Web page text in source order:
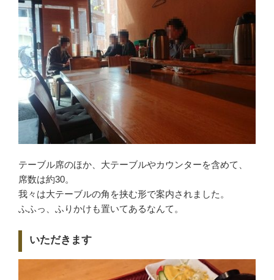
テーブル席のほか、大テーブルやカウンターを含めて、
席数は約30。
我々は大テーブルの角を挟む形で案内されました。
ふふっ、ふりかけも置いてあるなんて。
いただきます